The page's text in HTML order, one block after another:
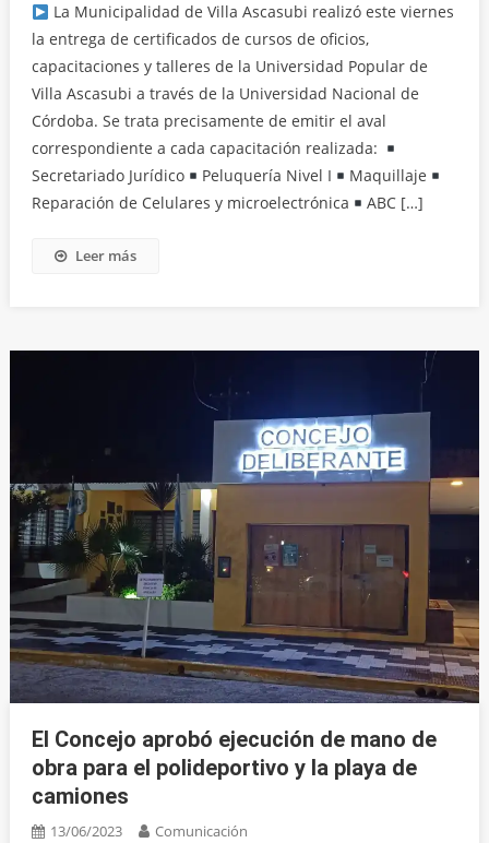
La Municipalidad de Villa Ascasubi realizó este viernes
la entrega de certificados de cursos de oficios,
capacitaciones y talleres de la Universidad Popular de
Villa Ascasubi a través de la Universidad Nacional de
Córdoba. Se trata precisamente de emitir el aval
correspondiente a cada capacitación realizada:
Secretariado Jurídico
Peluquería Nivel I
Maquillaje
Reparación de Celulares y microelectrónica
ABC […]
Leer más
El Concejo aprobó ejecución de mano de
obra para el polideportivo y la playa de
camiones
13/06/2023 Comunicación